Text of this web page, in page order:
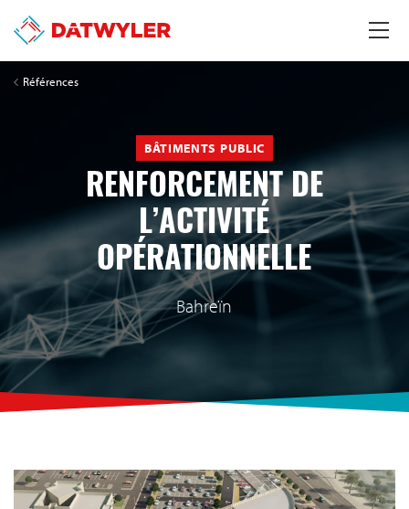
Références
BÂTIMENTS PUBLIC
RENFORCEMENT DE
L’ACTIVITÉ
OPÉRATIONNELLE
Bahreïn